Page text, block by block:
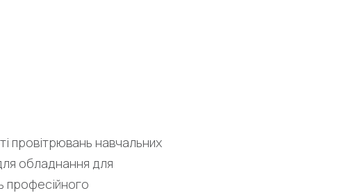
провітрювань навчальних
обладнання для
професійного